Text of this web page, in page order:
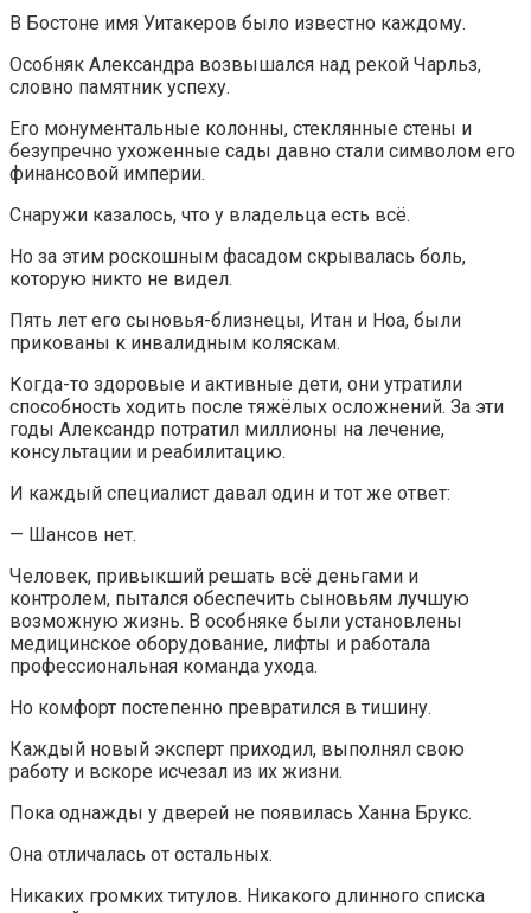
В Бостоне имя Уитакеров было известно каждому.
Особняк Александра возвышался над рекой Чарльз,
словно памятник успеху.
Его монументальные колонны, стеклянные стены и
безупречно ухоженные сады давно стали символом его
финансовой империи.
Снаружи казалось, что у владельца есть всё.
Но за этим роскошным фасадом скрывалась боль,
которую никто не видел.
Пять лет его сыновья-близнецы, Итан и Ноа, были
прикованы к инвалидным коляскам.
Когда-то здоровые и активные дети, они утратили
способность ходить после тяжёлых осложнений. За эти
годы Александр потратил миллионы на лечение,
консультации и реабилитацию.
И каждый специалист давал один и тот же ответ:
— Шансов нет.
Человек, привыкший решать всё деньгами и
контролем, пытался обеспечить сыновьям лучшую
возможную жизнь. В особняке были установлены
медицинское оборудование, лифты и работала
профессиональная команда ухода.
Но комфорт постепенно превратился в тишину.
Каждый новый эксперт приходил, выполнял свою
работу и вскоре исчезал из их жизни.
Пока однажды у дверей не появилась Ханна Брукс.
Она отличалась от остальных.
Никаких громких титулов. Никакого длинного списка